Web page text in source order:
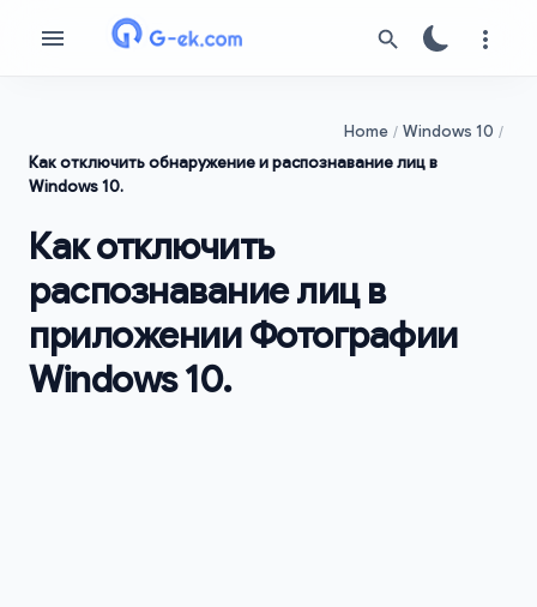
Home
Windows 10
Как отключить обнаружение и распознавание лиц в
Windows 10.
Как отключить
распознавание лиц в
приложении Фотографии
Windows 10.